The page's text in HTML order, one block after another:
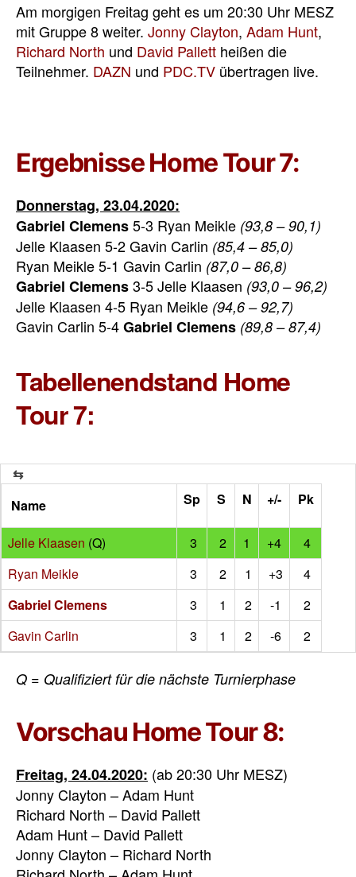
Am morgigen Freitag geht es um 20:30 Uhr MESZ
mit Gruppe 8 weiter. Jonny Clayton, Adam Hunt,
Richard North und David Pallett heißen die
Teilnehmer. DAZN und PDC.TV übertragen live.
Ergebnisse Home Tour 7:
Donnerstag, 23.04.2020:
Gabriel Clemens5-3 Ryan Meikle (93,8 – 90,1)
Jelle Klaasen 5-2 Gavin Carlin (85,4 – 85,0)
Ryan Meikle 5-1 Gavin Carlin (87,0 – 86,8)
Gabriel Clemens3-5 Jelle Klaasen (93,0 – 96,2)
Jelle Klaasen 4-5 Ryan Meikle (94,6 – 92,7)
Gavin Carlin 5-4Gabriel Clemens (89,8 – 87,4)
Tabellenendstand Home
Tour 7:
Name Sp S N +/- Pk
Jelle Klaasen (Q) 3 2 1 +4
4
Ryan Meikle
3 2 1 +3
4
Gabriel Clemens
3 1 2 -1
2
Gavin Carlin
3 1 2 -6 2
Q = Qualifiziert für die nächste Turnierphase
Vorschau Home Tour 8:
Freitag, 24.04.2020: (ab 20:30 Uhr MESZ)
Jonny Clayton – Adam Hunt
Richard North – David Pallett
Adam Hunt – David Pallett
Jonny Clayton – Richard North